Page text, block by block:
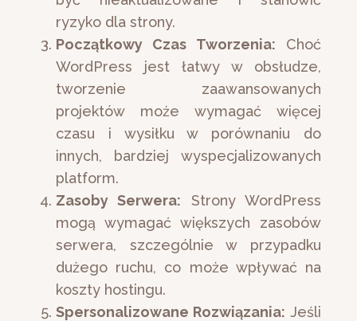
ryzyko dla strony.
Początkowy Czas Tworzenia: Choć
WordPress jest łatwy w obsłudze,
tworzenie zaawansowanych
projektów może wymagać więcej
czasu i wysiłku w porównaniu do
innych, bardziej wyspecjalizowanych
platform.
Zasoby Serwera: Strony WordPress
mogą wymagać większych zasobów
serwera, szczególnie w przypadku
dużego ruchu, co może wpływać na
koszty hostingu.
Spersonalizowane Rozwiązania: Jeśli